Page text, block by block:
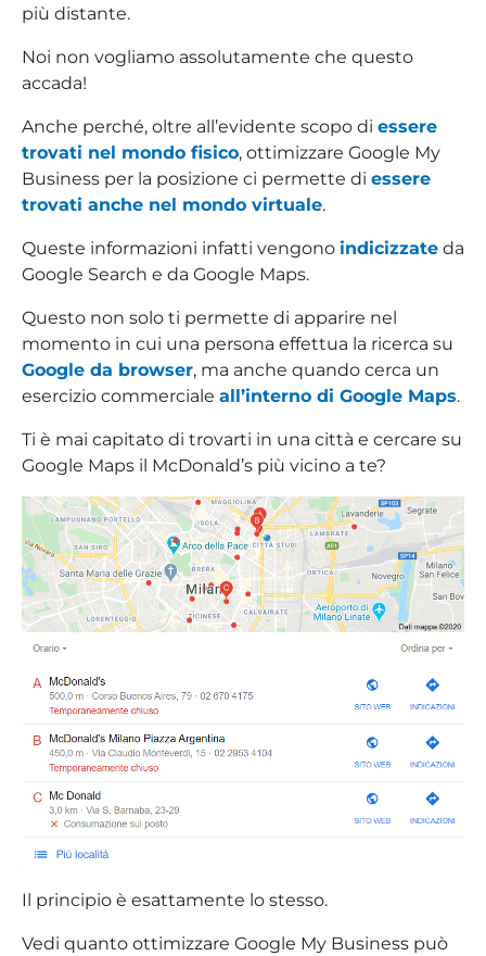
più distante.
Noi non vogliamo assolutamente che questo
accada!
Anche perché, oltre all’evidente scopo di essere
trovati nel mondo fisico, ottimizzare Google My
Business per la posizione ci permette di essere
trovati anche nel mondo virtuale.
Queste informazioni infatti vengono indicizzate da
Google Search e da Google Maps.
Questo non solo ti permette di apparire nel
momento in cui una persona effettua la ricerca su
Google da browser, ma anche quando cerca un
esercizio commerciale all’interno di Google Maps.
Ti è mai capitato di trovarti in una città e cercare su
Google Maps il McDonald’s più vicino a te?
Il principio è esattamente lo stesso.
Vedi quanto ottimizzare Google My Business può